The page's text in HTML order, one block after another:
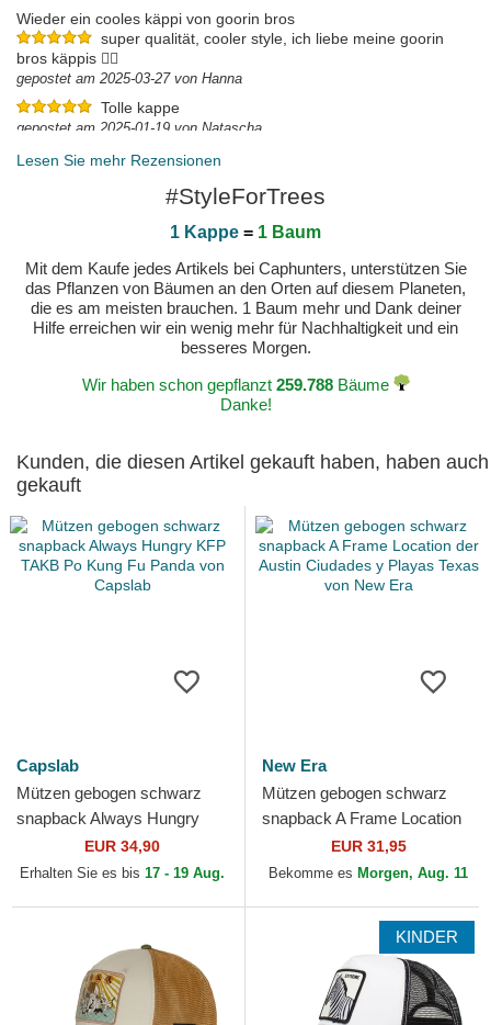
Wieder ein cooles käppi von goorin bros
super qualität, cooler style, ich liebe meine goorin
bros käppis 👍🏻
gepostet am 2025-03-27 von Hanna
Tolle kappe
gepostet am 2025-01-19 von Natascha
Cap
Versand dauerte leider etwas.
Lesen Sie mehr Rezensionen
#StyleForTrees
1 Kappe = 1 Baum
Mit dem Kaufe jedes Artikels bei Caphunters, unterstützen Sie
das Pflanzen von Bäumen an den Orten auf diesem Planeten,
die es am meisten brauchen. 1 Baum mehr und Dank deiner
Hilfe erreichen wir ein wenig mehr für Nachhaltigkeit und ein
besseres Morgen.
Wir haben schon gepflanzt 259.788Bäume
Danke!
Kunden, die diesen Artikel gekauft haben, haben auch
gekauft
Capslab
Mützen gebogen schwarz
snapback Always Hungry
KFP TAKB Po Kung Fu
Panda von Capslab
EUR 34,90
Erhalten Sie es bis 17 - 19 Aug.
New Era
Mützen gebogen schwarz
snapback A Frame Location
der Austin Ciudades y Playas
Texas von New Era
EUR 31,95
Bekomme es Morgen, Aug. 11
KINDER